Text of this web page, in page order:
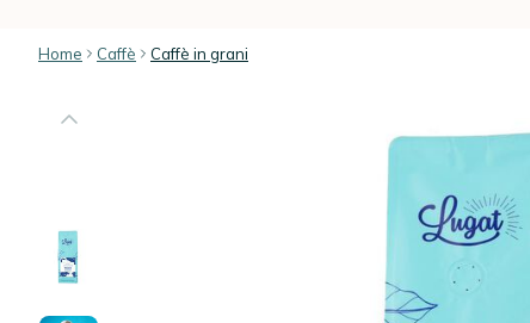
Home Caffè Caffè in grani